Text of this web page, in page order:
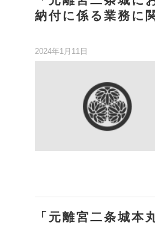
納付に係る業務に
2024年1月11日
「元離宮二条城本